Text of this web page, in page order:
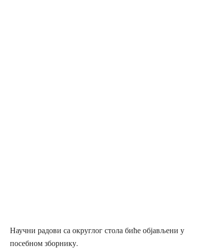
Научни радови са округлог стола биће објављени у
посебном зборнику.